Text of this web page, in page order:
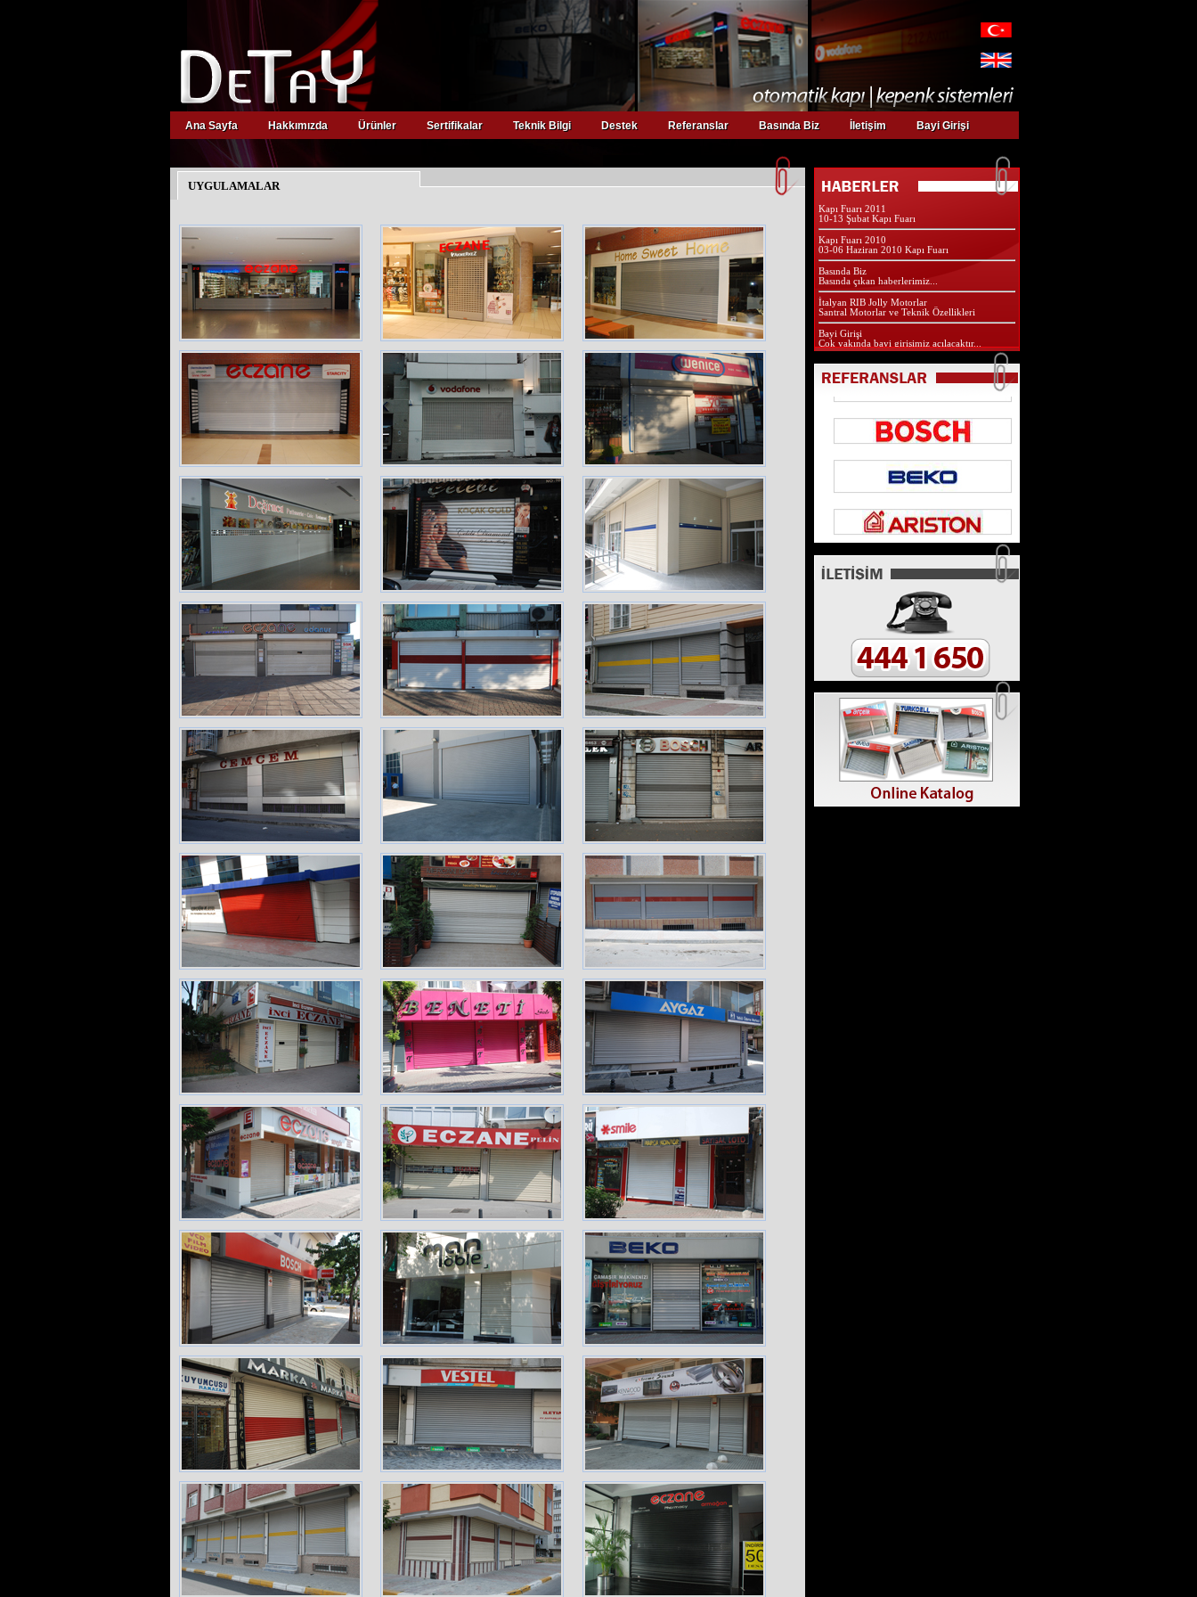
Ana Sayfa Hakkımızda Ürünler Sertifikalar Teknik Bilgi Destek Referanslar Basında Biz İletişim Bayi Girişi
UYGULAMALAR
özellikleri ile yayında...
Yapı Fuarındayız
27 Nisan - 01 Mayıs 2011 Yapı Fuarı İstanbul
Door Expo 2011 Kapı Fuarı
10-13 Şubat Kapı Fuarı
Kapı Fuarı 2010
03-06 Haziran 2010 Kapı Fuarı
Basında Biz
Basında çıkan haberlerimiz...
İtalyan RIB Jolly Motorlar
Santral Motorlar ve Teknik Özellikleri
Bayi Girişi
Çok yakında bayi girişimiz açılacaktır...